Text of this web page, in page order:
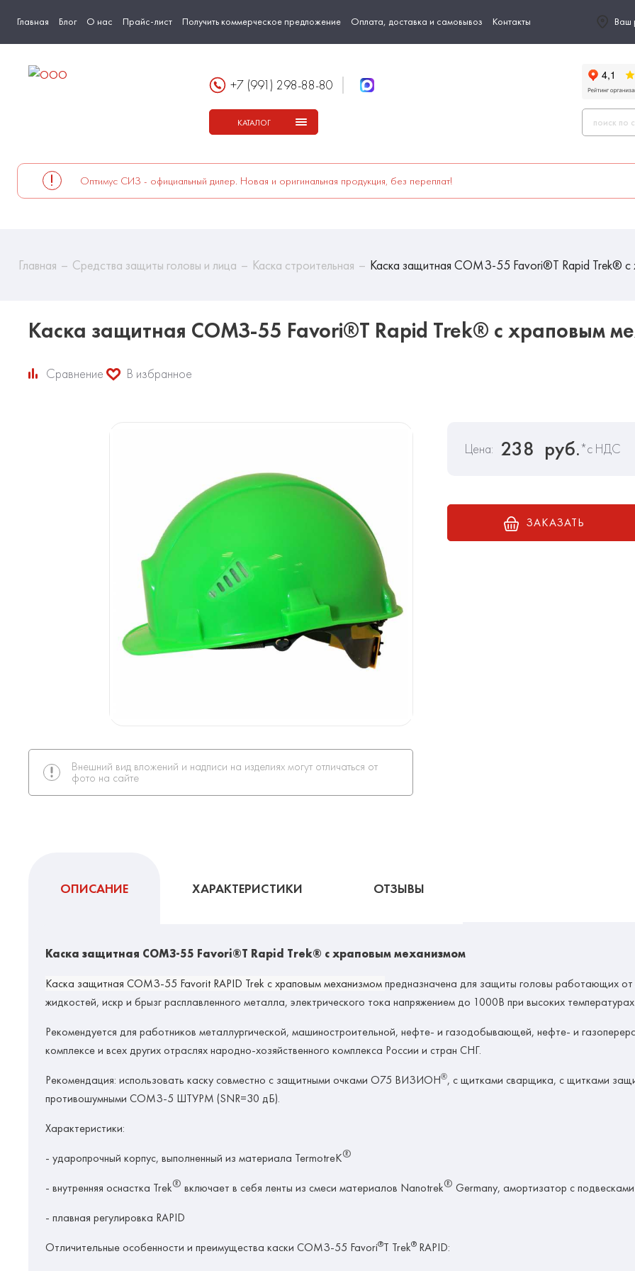
Главная Блог О нас Прайс-лист Получить коммерческое предложение Оплата, доставка и самовывоз Контакты Ваш
+7 (991) 298-88-80
КАТАЛОГ
Оптимус СИЗ - официальный дилер. Новая и оригинальная продукция, без переплат!
Главная Средства защиты головы и лица Каска строительная Каска защитная СОМЗ-55 Favori®T Rapid Trek® с
Каска защитная СОМЗ-55 Favori®T Rapid Trek® с храповым
Сравнение В избранное
Внешний вид вложений и надписи на изделиях могут отличаться от
фото на сайте
Цена: 238 руб.*с НДС
ЗАКАЗАТЬ
ОПИСАНИЕ ХАРАКТЕРИСТИКИ ОТЗЫВЫ
Каска защитная СОМЗ-55 Favori®T Rapid Trek® с храповым механизмом
Каска защитная СОМЗ-55 Favorit RAPID Trekс храповым механизмомпредназначена для защиты головы работающих от
жидкостей, искр и брызг расплавленного металла, электрического тока напряжениемдо 1000В при высоких
Рекомендуется для работников металлургической, машиностроительной, нефте- и газодобывающей, нефте- и
комплексе и всех других отраслях народно-хозяйственного комплекса России и стран СНГ.
Рекомендация: использовать каску совместно с защитными очками О75 ВИЗИОН®, с щитками сварщика, с щитками
противошумными СОМЗ-5 ШТУРМ (SNR=30 дБ).
Характеристики:
- ударопрочный корпус, выполненный из материала TermotreK®
- внутренняя оснастка Trek® включает в себя ленты из смеси материалов Nanotrek® Germany, амортизатор с
- плавная регулировка RAPID
Отличительные особенности и преимущества каски СОМЗ-55 Favori®T Trek® RAPID: